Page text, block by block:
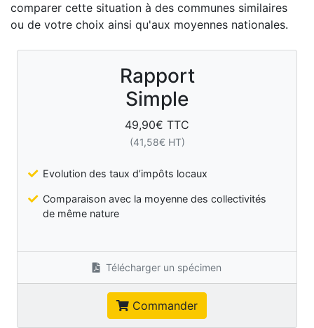
comparer cette situation à des communes similaires
ou de votre choix ainsi qu'aux moyennes nationales.
Rapport
Simple
49,90€ TTC
(41,58€ HT)
Evolution des taux d’impôts locaux
Comparaison avec la moyenne des collectivités
de même nature
Télécharger un spécimen
Commander